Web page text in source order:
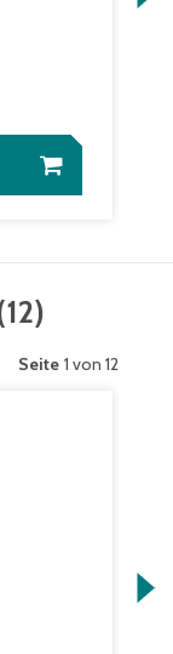
12)
Seite 1 von 12